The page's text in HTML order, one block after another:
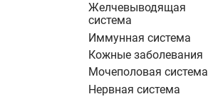
Желчевыводящая
система
Иммунная система
Кожные заболевания
Мочеполовая система
Нервная система